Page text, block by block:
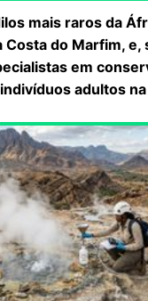
mais raros da
Costa do Marfim, e,
em
adultos